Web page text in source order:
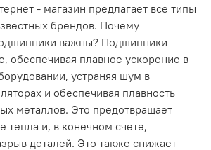
- магазин предлагает все типы
брендов. Почему
важны? Подшипники
обеспечивая плавное ускорение в
устраняя шум в
и обеспечивая плавность
металлов. Это предотвращает
тепла и, в конечном счете,
деталей. Это также снижает